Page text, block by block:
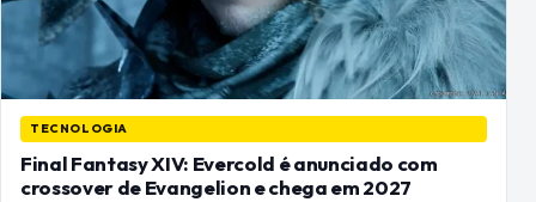
TECNOLOGIA
Final Fantasy XIV: Evercold é anunciado com
crossover de Evangelion e chega em 2027